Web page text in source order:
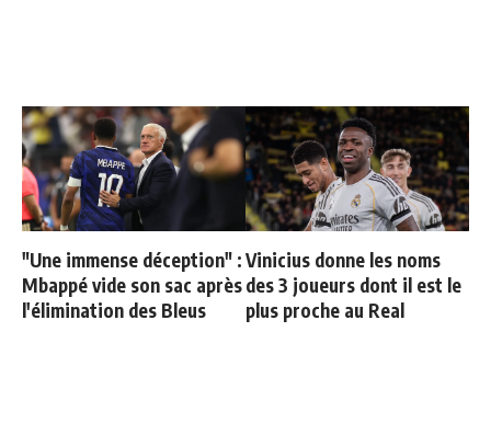
"Une immense déception" :
Mbappé vide son sac après
l'élimination des Bleus
Vinicius donne les noms
des 3 joueurs dont il est le
plus proche au Real